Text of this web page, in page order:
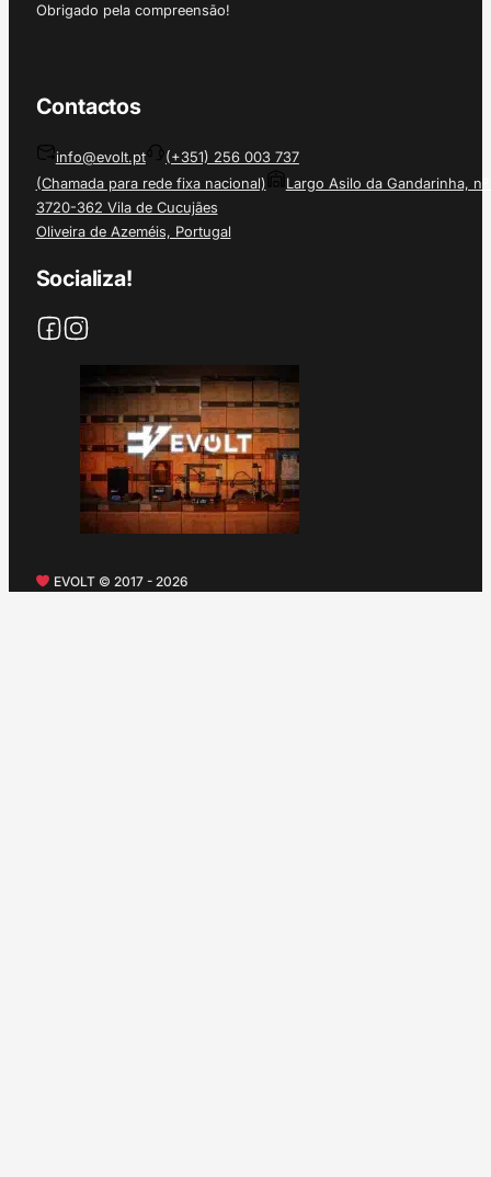
Obrigado pela compreensão!
Contactos
info@evolt.pt
(+351) 256 003 737
(Chamada para rede fixa nacional)
Largo Asilo da Gandarinha, nº
3720-362 Vila de Cucujães
Oliveira de Azeméis, Portugal
Socializa!
EVOLT © 2017 - 2026